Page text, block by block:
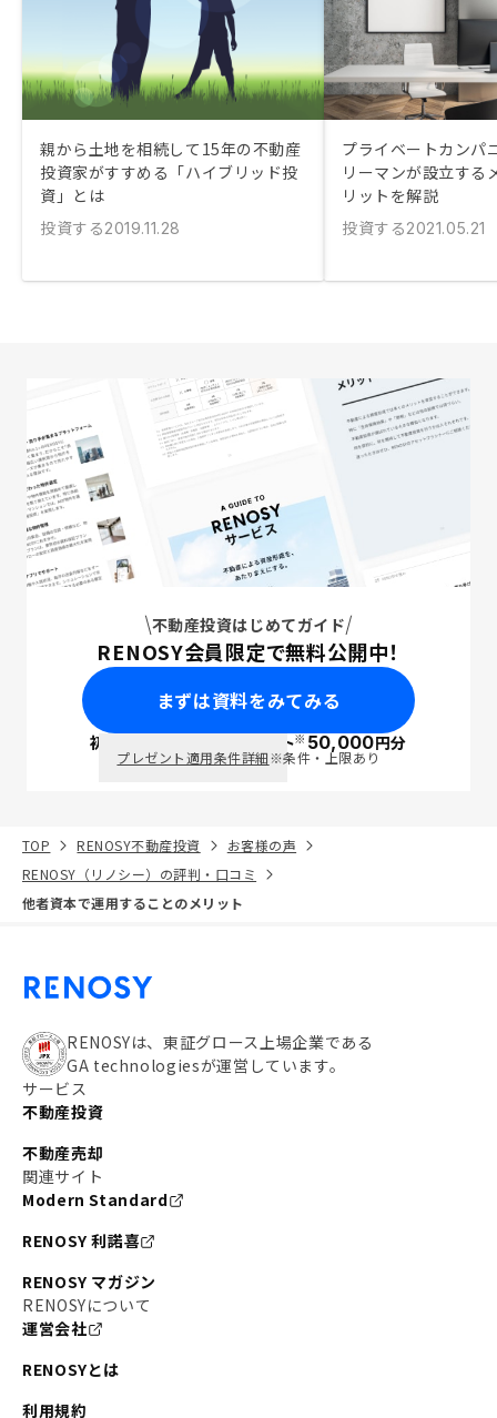
親から土地を相続して15年の不動産
投資家がすすめる「ハイブリッド投
資」とは
投資する2019.11.28
プライベートカンパ
リーマンが設立する
リットを解説
投資する2021.05.21
不動産投資はじめてガイド
RENOSY会員限定で無料公開中！
まずは資料をみてみる
初回面談で ポイント※50,000円分
プレゼント適用条件詳細※条件・上限あり
TOP RENOSY不動産投資
お客様の声
RENOSY（リノシー）の評判・口コミ
他者資本で運用することのメリット
RENOSYは、東証グロース上場企業である
GA technologiesが運営しています。
サービス
不動産投資
不動産売却
関連サイト
Modern Standard
RENOSY 利諾喜
RENOSY マガジン
RENOSYについて
運営会社
RENOSYとは
利用規約